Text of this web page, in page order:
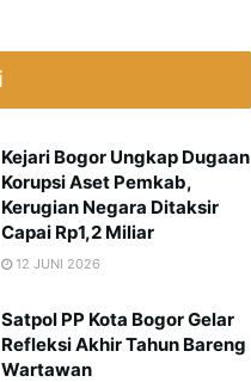
Kejari Bogor Ungkap Dugaan
Korupsi Aset Pemkab,
Kerugian Negara Ditaksir
Capai Rp1,2 Miliar
12 JUNI 2026
Satpol PP Kota Bogor Gelar
Refleksi Akhir Tahun Bareng
Wartawan